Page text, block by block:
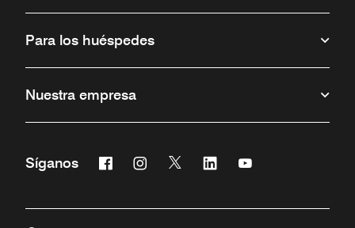
Para los huéspedes
Nuestra empresa
Síganos Facebook
Abre una ventana nueva
Instagram
Abre una ventana nueva
Twitter
Abre una ventana nueva
Linkedin
Abre una ventana nueva
Abre una ventana